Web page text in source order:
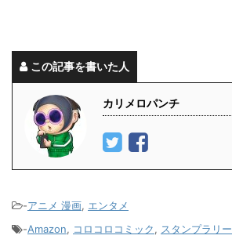
この記事を書いた人
カリメロパンチ
-アニメ 漫画, エンタメ
-Amazon, コロコロコミック, スタンプラリー